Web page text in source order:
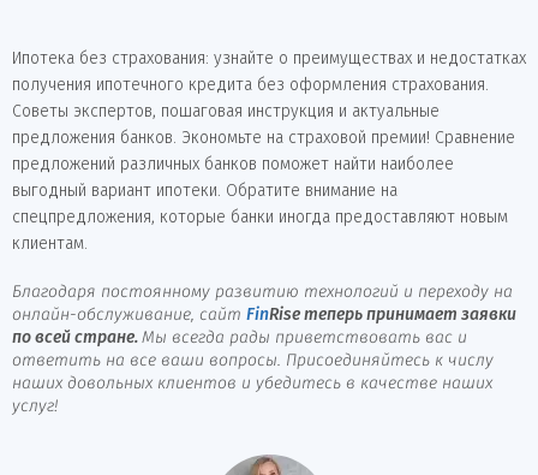
Ипотека без страхования: узнайте о преимуществах и недостатках
получения ипотечного кредита без оформления страхования.
Советы экспертов, пошаговая инструкция и актуальные
предложения банков. Экономьте на страховой премии! Сравнение
предложений различных банков поможет найти наиболее
выгодный вариант ипотеки. Обратите внимание на
спецпредложения, которые банки иногда предоставляют новым
клиентам.
Благодаря постоянному развитию технологий и переходу на
онлайн-обслуживание, сайт FinRise теперь принимает заявки
по всей стране. Мы всегда рады приветствовать вас и
ответить на все ваши вопросы. Присоединяйтесь к числу
наших довольных клиентов и убедитесь в качестве наших
услуг!